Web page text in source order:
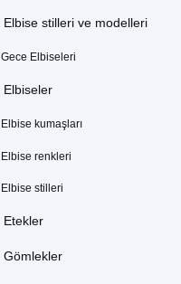
Elbise stilleri ve modelleri
Gece Elbiseleri
Elbiseler
Elbise kumaşları
Elbise renkleri
Elbise stilleri
Etekler
Gömlekler